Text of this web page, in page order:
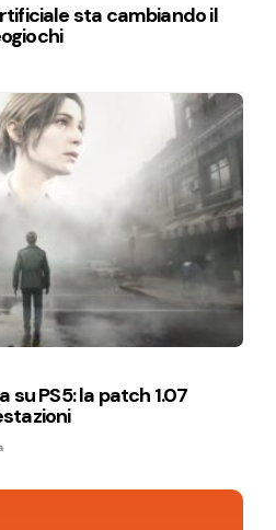
sta cambiando il
su PS5: la patch 1.07